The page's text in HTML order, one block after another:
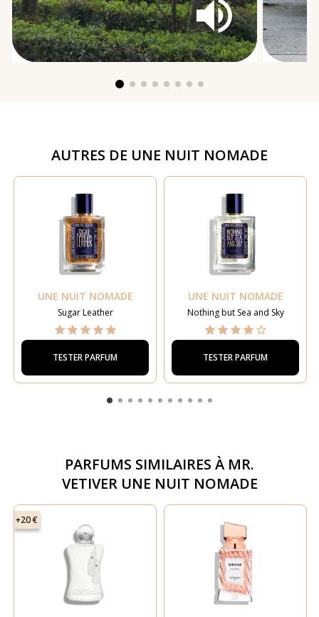
AUTRES DE UNE NUIT NOMADE
UNE NUIT NOMADE
Sugar Leather
TESTER PARFUM
UNE NUIT NOMADE
Nothing but Sea and Sky
TESTER PARFUM
PARFUMS SIMILAIRES À MR.
VETIVER UNE NUIT NOMADE
+20 €